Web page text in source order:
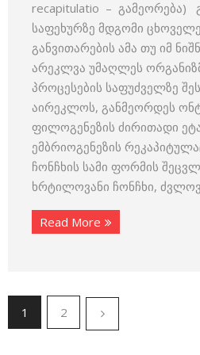
recapitulatio – გამეორება)
საფეხურზე მდგომი
განვითარების ამა თუ იმ
არეკლვა უმაღლეს
პროცესების საფუძველზე
აირეკლოს, განმეორდეს
ფილოგენეზის ძირითადი
ემბრიოგენეზის
ჩონჩხის სამი ფორმის
ხრტილოვანი ჩონჩხი,
Read More
1 2